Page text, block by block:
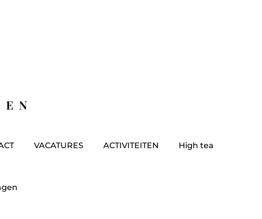
VACATURES ACTIVITEITEN High tea